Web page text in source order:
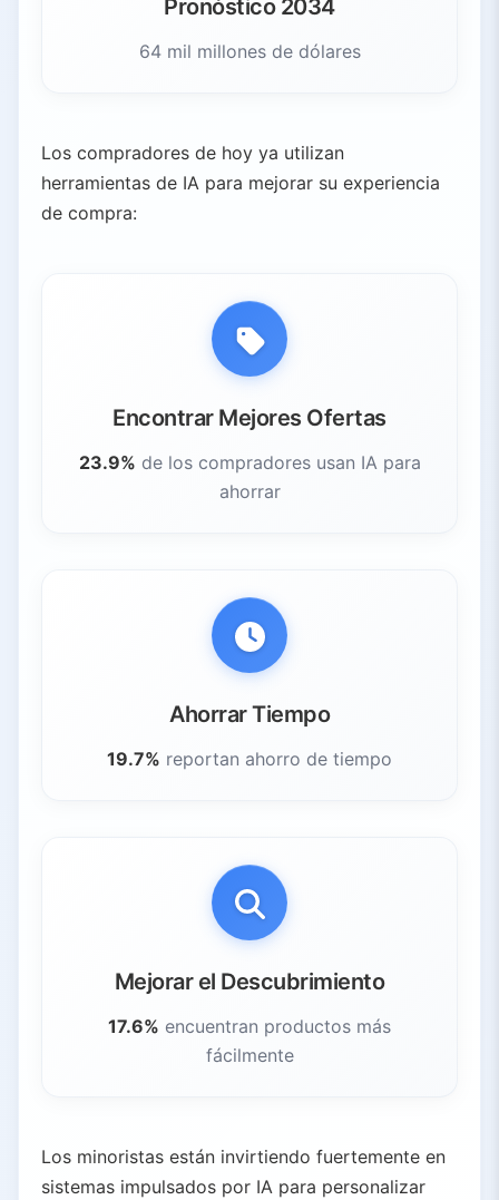
Pronóstico 2034
64 mil millones de dólares
Los compradores de hoy ya utilizan
herramientas de IA para mejorar su experiencia
de compra:
Encontrar Mejores Ofertas
23.9% de los compradores usan IA para
ahorrar
Ahorrar Tiempo
19.7% reportan ahorro de tiempo
Mejorar el Descubrimiento
17.6% encuentran productos más
fácilmente
Los minoristas están invirtiendo fuertemente en
sistemas impulsados por IA para personalizar